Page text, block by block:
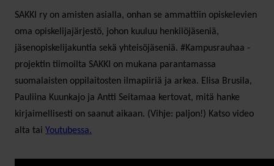
SAKKI ry on amisten asialla, onhan se ammattiin opiskelevien
oma opiskelijajärjestö, johon kuuluu henkilöjäseniä,
jäsenopiskelijakuntia sekä yhteisöjäseniä. #Kampusrauhaa -
projektin tiimoilta SAKKI on mukana parantamassa
suomalaisten oppilaitosten ilmapiiriä ja arkea. Elisa Brusila,
Pauliina Kuunkajo ja Antti Seitamaa kertovat, mitä hanke
kirjaimellisesti on saanut aikaan. (Vihje: paljon!) Katso video
alta tai Youtubessa.